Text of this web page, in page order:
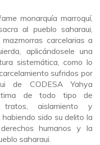
monarquía marroquí,
al pueblo saharaui,
carcelarias a
aplicándosele una
sistemática, como lo
sufridos por
de CODESA Yahya
de todo tipo de
tratos, aislamiento y
sido su delito la
humanos y la
saharaui.